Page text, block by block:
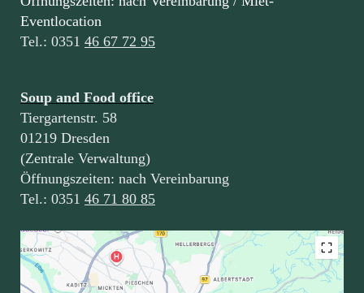
Eventlocation
Tel.: 0351 46 67 72 95
Soup and Food office
Tiergartenstr. 58
01219 Dresden
(Zentrale Verwaltung)
Öffnungszeiten: nach Vereinbarung
Tel.: 0351 46 71 80 85